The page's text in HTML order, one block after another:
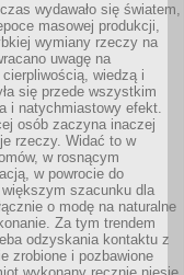
wydawało się światem,
masowej produkcji,
wymiany rzeczy na
uwagę na
wiedzą i
się przede wszystkim
i natychmiastowy efekt.
osób zaczyna inaczej
rzeczy. Widać to w
w rosnącym
w powrocie do
szacunku dla
o modę na naturalne
Za tym trendem
odzyskania kontaktu z
zrobione i pozbawione